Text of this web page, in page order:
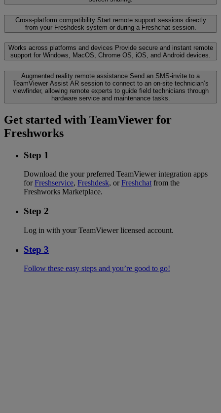
Cross-platform compatibility Start remote support sessions directly
from your Freshdesk system or during a Freshchat session.
Works across platforms and devices Provide secure and instant remote
support for Windows, MacOS, Chrome OS, iOS, and Android devices.
Augmented reality remote assistance Send an SMS-invite to a
TeamViewer Assist AR session to connect to an on-site technician’s
viewfinder, allowing remote experts to guide field technicians through
hardware service and maintenance tasks.
Get started with TeamViewer for
Freshworks
Step 1
Download the your preferred TeamViewer integration apps
forFreshservice, Freshdesk, orFreshchatfrom the
Freshworks Marketplace.
Step 2
Log in with your TeamViewer licensed account.
Step 3
Follow these easy steps and you’re good to go!